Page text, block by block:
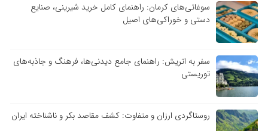
سوغاتی‌های کرمان: راهنمای کامل خرید شیرینی، صنایع
دستی و خوراکی‌های اصیل
سفر به اتریش: راهنمای جامع دیدنی‌ها، فرهنگ و جاذبه‌های
توریستی
روستاگردی ارزان و متفاوت: کشف مقاصد بکر و ناشناخته ایران